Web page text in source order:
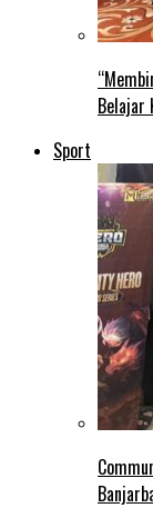
Belajar
Sport